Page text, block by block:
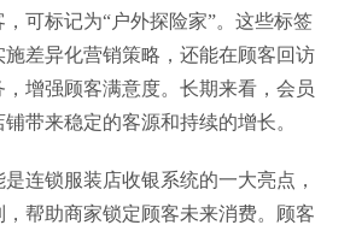
可标记为“户外探险家”。这些标签
差异化营销策略，还能在顾客回访
增强顾客满意度。长期来看，会员
带来稳定的客源和持续的增长。
连锁服装店收银系统的一大亮点，
帮助商家锁定顾客未来消费。顾客